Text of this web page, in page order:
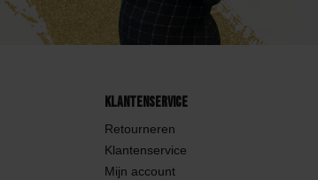
Klantenservice
Retourneren
Klantenservice
Mijn account